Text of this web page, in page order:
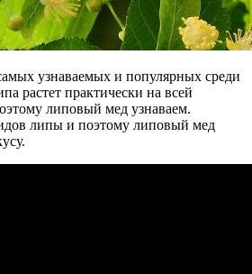
узнаваемых и популярных среди
растет практически на всей
липовый мед узнаваем.
липы и поэтому липовый мед